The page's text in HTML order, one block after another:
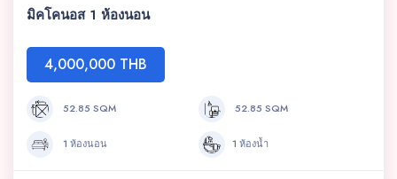
มิคโคนอส 1 ห้องนอน
4,000,000 THB
52.85 SQM 52.85 SQM
1 ห้องนอน 1 ห้องน้ำ